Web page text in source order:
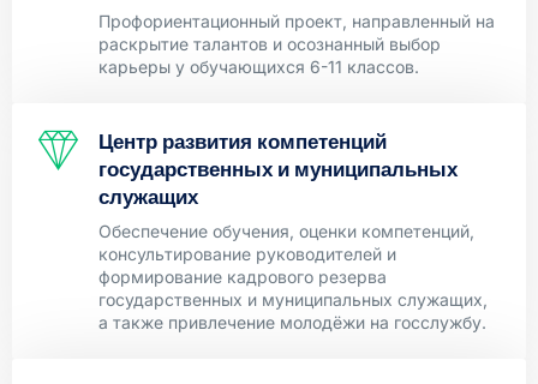
Профориентационный проект, направленный на
раскрытие талантов и осознанный выбор
карьеры у обучающихся 6-11 классов.
Центр развития компетенций
государственных и муниципальных
служащих
Обеспечение обучения, оценки компетенций,
консультирование руководителей и
формирование кадрового резерва
государственных и муниципальных служащих,
а также привлечение молодёжи на госслужбу.